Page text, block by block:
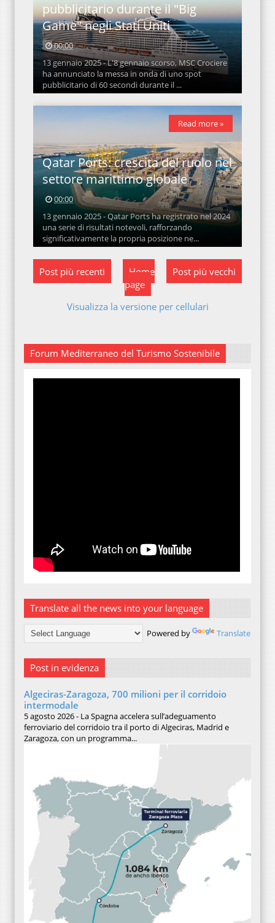
pubblicitario durante il "Big
Game" negli Stati Uniti
00:00
13 gennaio 2025 - L'8 gennaio scorso, MSC Crociere
ha annunciato la messa in onda di uno spot
pubblicitario di 60 secondi durante il ...
Qatar Ports: crescita del ruolo nel
settore marittimo globale
00:00
13 gennaio 2025 - Qatar Ports ha registrato nel 2024
una serie di risultati notevoli, rafforzando
significativamente la propria posizione ne...
Read more »
Post più recenti Post più vecchi
Home
page
Visualizza la versione per cellulari
Forum Mediterraneo del Turismo Sostenibile
Translate all the news into your language
Powered by Translate
Post in evidenza
Algeciras-Zaragoza, 700 milioni per il corridoio
intermodale
5 agosto 2026 - La Spagna accelera sull’adeguamento
ferroviario del corridoio tra il porto di Algeciras, Madrid e
Zaragoza, con un programma...